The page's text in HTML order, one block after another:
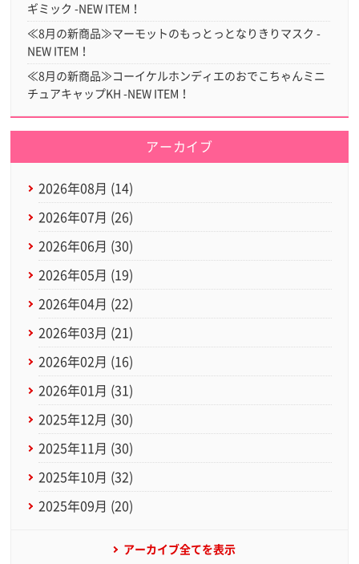
ギミック -NEW ITEM！
≪8月の新商品≫マーモットのもっとっとなりきりマスク -
NEW ITEM！
≪8月の新商品≫コーイケルホンディエのおでこちゃんミニ
チュアキャップKH -NEW ITEM！
アーカイブ
2026年08月 (14)
2026年07月 (26)
2026年06月 (30)
2026年05月 (19)
2026年04月 (22)
2026年03月 (21)
2026年02月 (16)
2026年01月 (31)
2025年12月 (30)
2025年11月 (30)
2025年10月 (32)
2025年09月 (20)
アーカイブ全てを表示